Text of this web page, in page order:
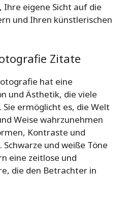
eigene Sicht auf die
und Ihren künstlerischen
Zitate
hat eine
und Ästhetik, die viele
ermöglicht es, die Welt
Weise wahrzunehmen
Kontraste und
und weiße Töne
eine zeitlose und
die den Betrachter in